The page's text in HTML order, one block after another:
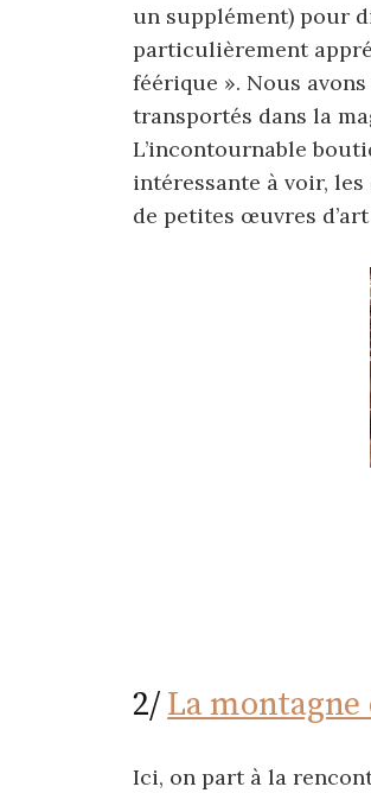
un supplément) pour
particulièrement
féérique ». Nous
transportés dans la
L’incontournable
intéressante à voir, les
de petites œuvres d’art
2/ La montagne
Ici, on part à la